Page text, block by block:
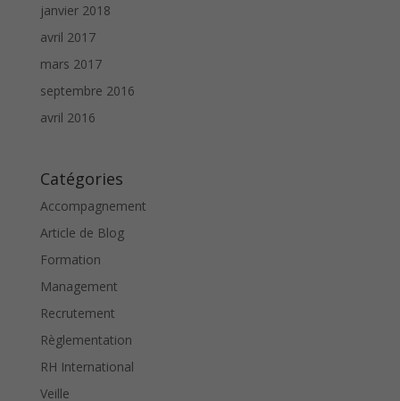
janvier 2018
avril 2017
mars 2017
septembre 2016
avril 2016
Catégories
Accompagnement
Article de Blog
Formation
Management
Recrutement
Règlementation
RH International
Veille